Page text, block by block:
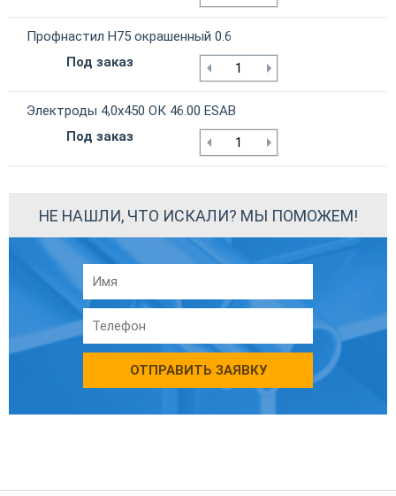
Профнастил Н75 окрашенный 0.6
Под заказ
Электроды 4,0х450 ОК 46.00 ESAB
Под заказ
НЕ НАШЛИ, ЧТО ИСКАЛИ? МЫ ПОМОЖЕМ!
ОТПРАВИТЬ ЗАЯВКУ